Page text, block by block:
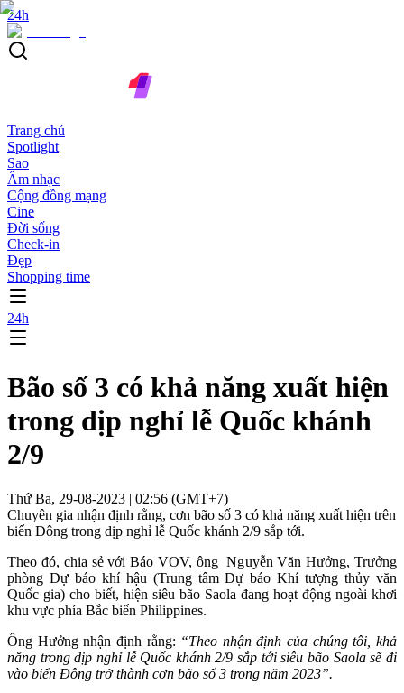
24h
Trang chủ
Spotlight
Sao
Âm nhạc
Cộng đồng mạng
Cine
Đời sống
Check-in
Đẹp
Shopping time
24h
Bão số 3 có khả năng xuất hiện
trong dịp nghỉ lễ Quốc khánh
2/9
Thứ Ba, 29-08-2023 | 02:56 (GMT+7)
Chuyên gia nhận định rằng, cơn bão số 3 có khả năng xuất hiện trên
biển Đông trong dịp nghỉ lễ Quốc khánh 2/9 sắp tới.
Theo đó, chia sẻ với Báo VOV, ông Nguyễn Văn Hưởng, Trưởng
phòng Dự báo khí hậu (Trung tâm Dự báo Khí tượng thủy văn
Quốc gia) cho biết, hiện siêu bão Saola đang hoạt động ngoài khơi
khu vực phía Bắc biển Philippines.
Ông Hưởng nhận định rằng: “Theo nhận định của chúng tôi, khả
năng trong dịp nghỉ lễ Quốc khánh 2/9 sắp tới siêu bão Saola sẽ đi
vào biển Đông trở thành cơn bão số 3 trong năm 2023”.